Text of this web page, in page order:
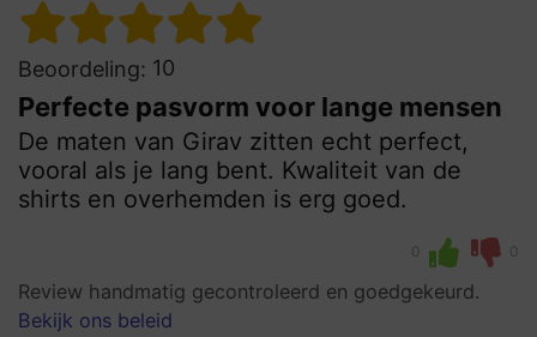
Beoordeling: 10
Perfecte pasvorm voor lange mensen
De maten van Girav zitten echt perfect,
vooral als je lang bent. Kwaliteit van de
shirts en overhemden is erg goed.
0 0
Review handmatig gecontroleerd en goedgekeurd.
Bekijk ons beleid